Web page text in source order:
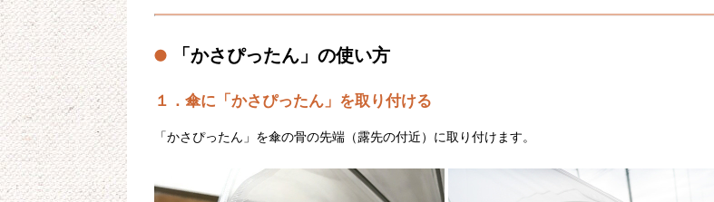
「かさぴったん」の使い方
１．傘に「かさぴったん」を取り付ける
「かさぴったん」を傘の骨の先端（露先の付近）に取り付けます。